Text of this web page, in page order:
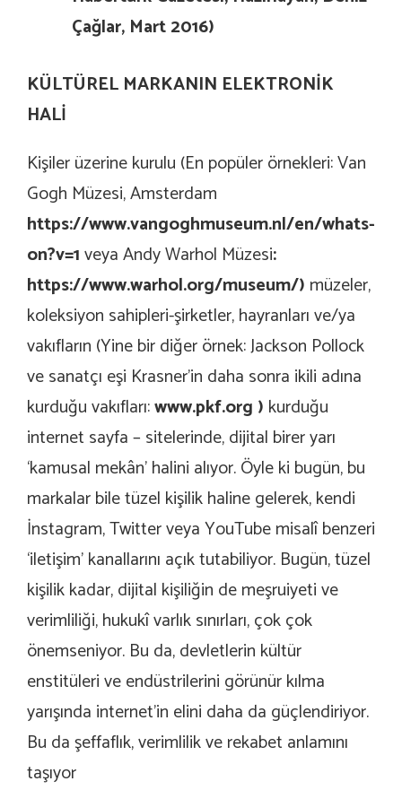
Çağlar, Mart 2016)
KÜLTÜREL MARKANIN ELEKTRONİK
HALİ
Kişiler üzerine kurulu (En popüler örnekleri: Van
Gogh Müzesi, Amsterdam
https://www.vangoghmuseum.nl/en/whats-
on?v=1veya Andy Warhol Müzesi:
https://www.warhol.org/museum/) müzeler,
koleksiyon sahipleri-şirketler, hayranları ve/ya
vakıfların (Yine bir diğer örnek: Jackson Pollock
ve sanatçı eşi Krasner’in daha sonra ikili adına
kurduğu vakıfları:www.pkf.org ) kurduğu
internet sayfa – sitelerinde, dijital birer yarı
‘kamusal mekân’ halini alıyor. Öyle ki bugün, bu
markalar bile tüzel kişilik haline gelerek, kendi
İnstagram, Twitter veya YouTube misalî benzeri
‘iletişim’ kanallarını açık tutabiliyor. Bugün, tüzel
kişilik kadar, dijital kişiliğin de meşruiyeti ve
verimliliği, hukukî varlık sınırları, çok çok
önemseniyor. Bu da, devletlerin kültür
enstitüleri ve endüstrilerini görünür kılma
yarışında internet’in elini daha da güçlendiriyor.
Bu da şeffaflık, verimlilik ve rekabet anlamını
taşıyor